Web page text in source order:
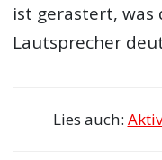
ist gerastert, was
Lautsprecher
Lies auch: